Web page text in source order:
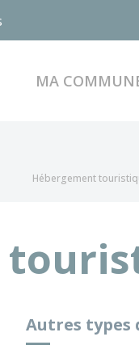
MA
Hébergement
Autres types